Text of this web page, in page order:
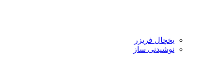
یخچال فریزر
نوشیدنی ساز